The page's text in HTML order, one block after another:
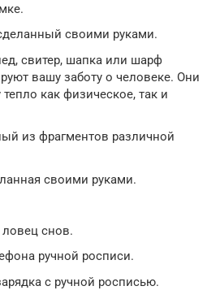
своими руками.
свитер, шапка или шарф
вашу заботу о человеке. Они
как физическое, так и
из фрагментов различной
своими руками.
снов.
ручной росписи.
с ручной росписью.